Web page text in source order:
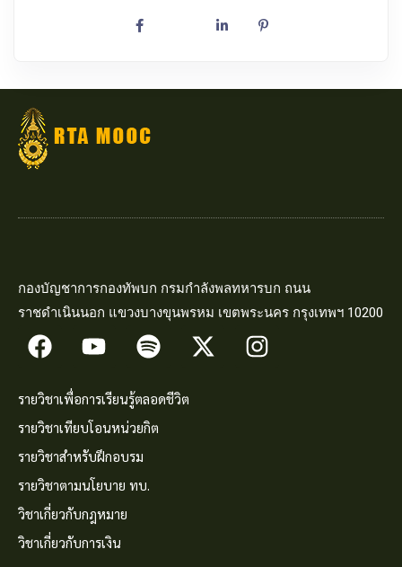
กองบัญชาการกองทัพบก กรมกำลังพลทหารบก ถนน
ราชดำเนินนอก แขวงบางขุนพรหม เขตพระนคร กรุงเทพฯ 10200
รายวิชาเพื่อการเรียนรู้ตลอดชีวิต
รายวิชาเทียบโอนหน่วยกิต
รายวิชาสำหรับฝึกอบรม
รายวิชาตามนโยบาย ทบ.
วิชาเกี่ยวกับกฎหมาย
วิชาเกี่ยวกับการเงิน